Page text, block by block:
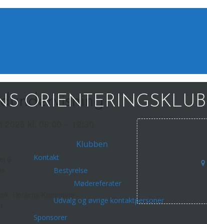
ORIENTERINGSKLUB
Klubben
Kontakt
Bestyrelse
Mødereferater
Udvalg og øvrige kontaktpersoner
Sponsorer